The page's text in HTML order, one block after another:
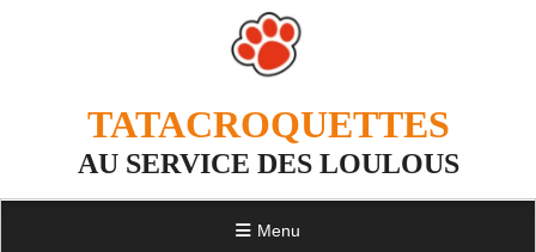
TATACROQUETTES
AU SERVICE DES LOULOUS
Menu